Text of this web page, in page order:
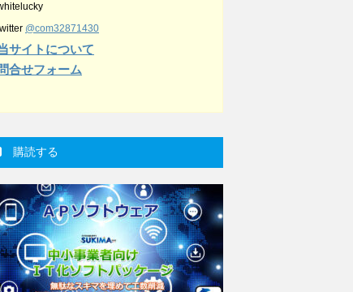
@com32871430
サイトについて
合せフォーム
購読する